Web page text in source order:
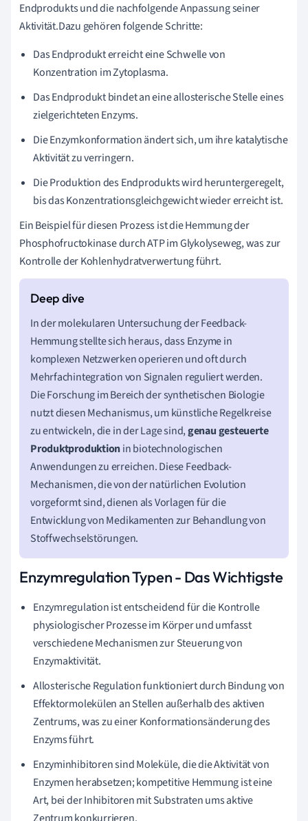
Endprodukts und die nachfolgende Anpassung seiner
Aktivität.Dazu gehören folgende Schritte:
Das Endprodukt erreicht eine Schwelle von
Konzentration im Zytoplasma.
Das Endprodukt bindet an eine allosterische Stelle eines
zielgerichteten Enzyms.
Die Enzymkonformation ändert sich, um ihre katalytische
Aktivität zu verringern.
Die Produktion des Endprodukts wird heruntergeregelt,
bis das Konzentrationsgleichgewicht wieder erreicht ist.
Ein Beispiel für diesen Prozess ist die Hemmung der
Phosphofructokinase durch ATP im Glykolyseweg, was zur
Kontrolle der Kohlenhydratverwertung führt.
In der molekularen Untersuchung der Feedback-
Hemmung stellte sich heraus, dass Enzyme in
komplexen Netzwerken operieren und oft durch
Mehrfachintegration von Signalen reguliert werden.
Die Forschung im Bereich der synthetischen Biologie
nutzt diesen Mechanismus, um künstliche Regelkreise
zu entwickeln, die in der Lage sind,genau gesteuerte
Produktproduktionin biotechnologischen
Anwendungen zu erreichen. Diese Feedback-
Mechanismen, die von der natürlichen Evolution
vorgeformt sind, dienen als Vorlagen für die
Entwicklung von Medikamenten zur Behandlung von
Stoffwechselstörungen.
Enzymregulation Typen - Das Wichtigste
Enzymregulation ist entscheidend für die Kontrolle
physiologischer Prozesse im Körper und umfasst
verschiedene Mechanismen zur Steuerung von
Enzymaktivität.
Allosterische Regulation funktioniert durch Bindung von
Effektormolekülen an Stellen außerhalb des aktiven
Zentrums, was zu einer Konformationsänderung des
Enzyms führt.
Enzyminhibitoren sind Moleküle, die die Aktivität von
Enzymen herabsetzen; kompetitive Hemmung ist eine
Art, bei der Inhibitoren mit Substraten ums aktive